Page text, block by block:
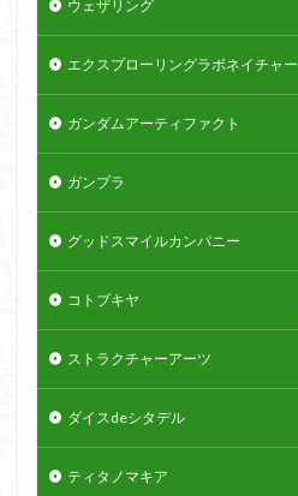
ウェザリング
エクスプローリングラボネイチャー
ガンダムアーティファクト
ガンプラ
グッドスマイルカンパニー
コトブキヤ
ストラクチャーアーツ
ダイスdeシタデル
ティタノマキア